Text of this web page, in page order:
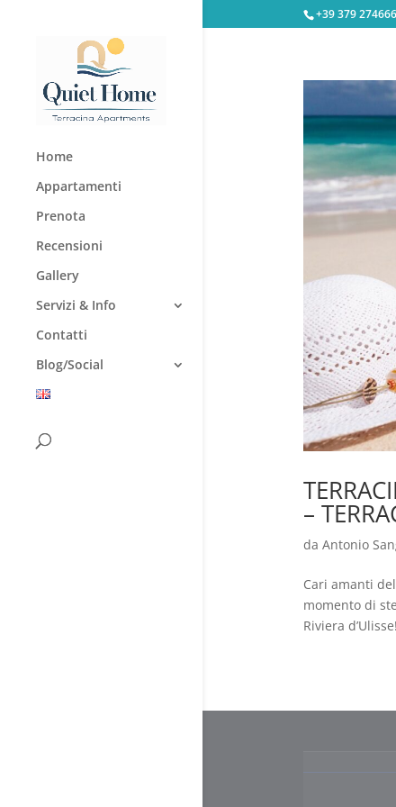
+39 379
Home
Appartamenti
Prenota
Recensioni
Gallery
Servizi & Info
Contatti
Blog/Social
–
da Antonio
Cari amanti
momento di
Riviera